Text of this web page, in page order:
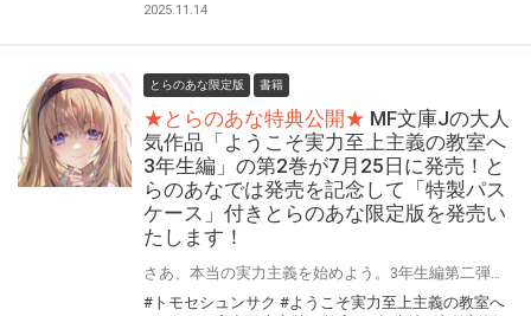
2025.11.14
とらのあな限定版 書籍
★とらのあな特典公開★ MF文庫Jの大人
気作品「ようこそ実力至上主義の教室へ
3年生編」の第2巻が7月25日に発売！と
らのあなでは発売を記念して「特製パス
ケース」付きとらのあな限定版を発売い
たします！
#トモセシュンサク #ようこそ実力至上主義の教室へ